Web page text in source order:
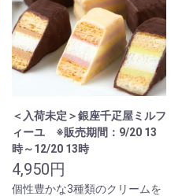
＜入荷未定＞銀座千疋屋ミルフ
ィーユ ※販売期間：9/20 13
時～12/20 13時
4,950円
個性豊かな3種類のクリームを